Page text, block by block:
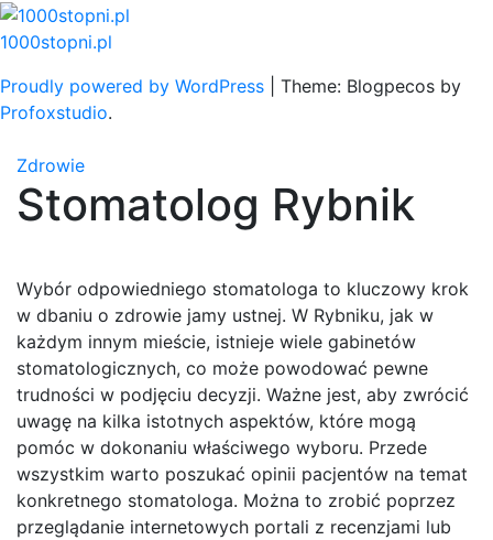
Skip
to
1000stopni.pl
Proudly powered by WordPress
Theme: Blogpecos by
Profoxstudio.
Zdrowie
Stomatolog Rybnik
Wybór odpowiedniego stomatologa to kluczowy krok
w dbaniu o zdrowie jamy ustnej. W Rybniku, jak w
każdym innym mieście, istnieje wiele gabinetów
stomatologicznych, co może powodować pewne
trudności w podjęciu decyzji. Ważne jest, aby zwrócić
uwagę na kilka istotnych aspektów, które mogą
pomóc w dokonaniu właściwego wyboru. Przede
wszystkim warto poszukać opinii pacjentów na temat
konkretnego stomatologa. Można to zrobić poprzez
przeglądanie internetowych portali z recenzjami lub